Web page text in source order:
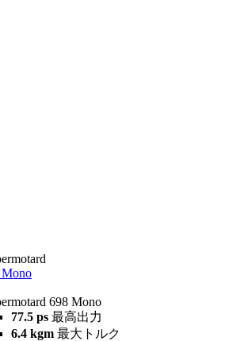
698 Mono
77.5 ps 最高出力
6.4 kgm 最大トルク